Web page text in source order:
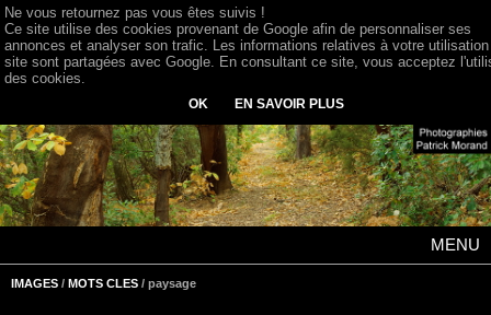
MENU
IMAGES / MOTS CLES / paysage
Ne vous retournez pas vous êtes suivis !
Ce site utilise des cookies provenant de Google afin de personnaliser ses
annonces et analyser son trafic. Les informations relatives à votre
site sont partagées avec Google. En consultant ce site, vous acceptez
des cookies.
OK EN SAVOIR PLUS